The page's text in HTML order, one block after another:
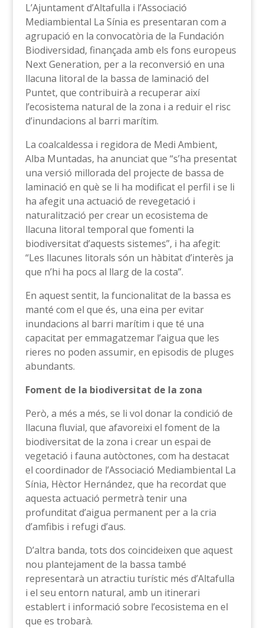
L’Ajuntament d’Altafulla i l’Associació
Mediambiental La Sínia es presentaran com a
agrupació en la convocatòria de la Fundación
Biodiversidad, finançada amb els fons europeus
Next Generation, per a la reconversió en una
llacuna litoral de la bassa de laminació del
Puntet, que contribuirà a recuperar així
l’ecosistema natural de la zona i a reduir el risc
d’inundacions al barri marítim.
La coalcaldessa i regidora de Medi Ambient,
Alba Muntadas, ha anunciat que “s’ha presentat
una versió millorada del projecte de bassa de
laminació en què se li ha modificat el perfil i se li
ha afegit una actuació de revegetació i
naturalització per crear un ecosistema de
llacuna litoral temporal que fomenti la
biodiversitat d’aquests sistemes”, i ha afegit:
“Les llacunes litorals són un hàbitat d’interès ja
que n’hi ha pocs al llarg de la costa”.
En aquest sentit, la funcionalitat de la bassa es
manté com el que és, una eina per evitar
inundacions al barri marítim i que té una
capacitat per emmagatzemar l’aigua que les
rieres no poden assumir, en episodis de pluges
abundants.
Foment de la biodiversitat de la zona
Però, a més a més, se li vol donar la condició de
llacuna fluvial, que afavoreixi el foment de la
biodiversitat de la zona i crear un espai de
vegetació i fauna autòctones, com ha destacat
el coordinador de l’Associació Mediambiental La
Sínia, Hèctor Hernández, que ha recordat que
aquesta actuació permetrà tenir una
profunditat d’aigua permanent per a la cria
d’amfibis i refugi d’aus.
D’altra banda, tots dos coincideixen que aquest
nou plantejament de la bassa també
representarà un atractiu turístic més d’Altafulla
i el seu entorn natural, amb un itinerari
establert i informació sobre l’ecosistema en el
que es trobarà.